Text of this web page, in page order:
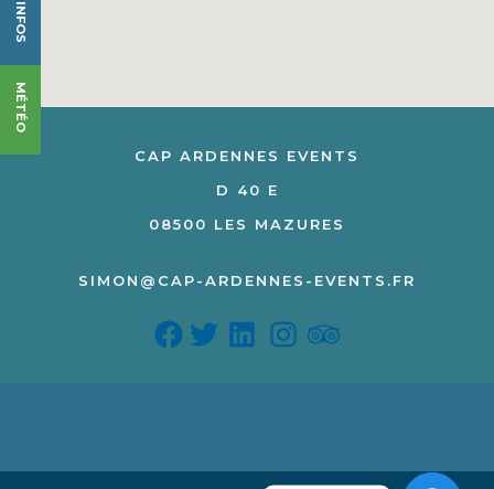
INFOS
MÉTÉO
CAP ARDENNES EVENTS
D 40 E
08500 LES MAZURES
SIMON@CAP-ARDENNES-EVENTS.FR